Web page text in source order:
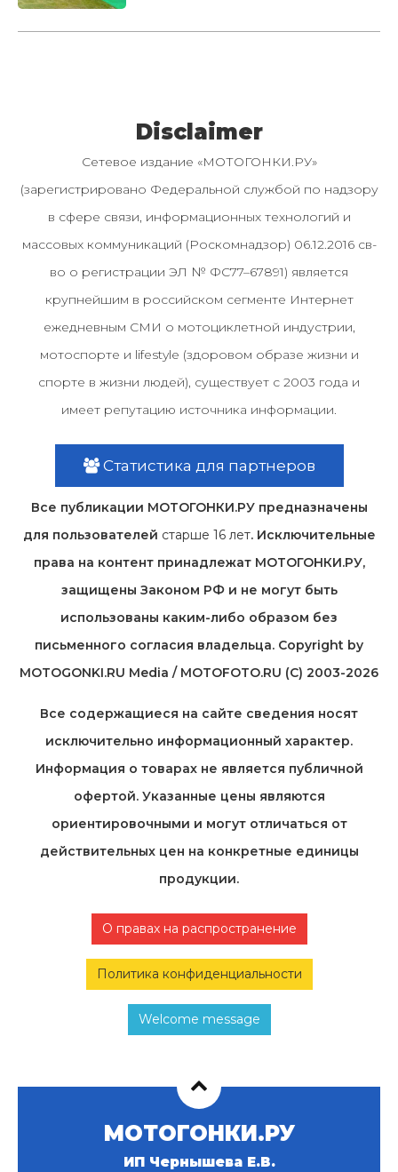
Disclaimer
Сетевое издание «МОТОГОНКИ.РУ»
(зарегистрировано Федеральной службой по надзору
в сфере связи, информационных технологий и
массовых коммуникаций (Роскомнадзор) 06.12.2016 св-
во о регистрации ЭЛ № ФС77–67891) является
крупнейшим в российском сегменте Интернет
ежедневным СМИ о мотоциклетной индустрии,
мотоспорте и lifestyle (здоровом образе жизни и
спорте в жизни людей), существует с 2003 года и
имеет репутацию источника информации.
Статистика для партнеров
Все публикации МОТОГОНКИ.РУ предназначены
для пользователей старше 16 лет. Исключительные
права на контент принадлежат МОТОГОНКИ.РУ,
защищены Законом РФ и не могут быть
использованы каким-либо образом без
письменного согласия владельца. Copyright by
MOTOGONKI.RU Media / MOTOFOTO.RU (C) 2003-2026
Все содержащиеся на cайте сведения носят
исключительно информационный характер.
Информация о товарах не является публичной
офертой. Указанные цены являются
ориентировочными и могут отличаться от
действительных цен на конкретные единицы
продукции.
О правах на распространение
Политика конфиденциальности
Welcome message
МОТОГОНКИ.РУ
ИП Чернышева Е.В.